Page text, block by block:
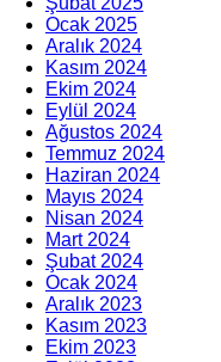
Ocak 2025
Aralık 2024
Kasım 2024
Ekim 2024
Eylül 2024
Ağustos 2024
Temmuz 2024
Haziran 2024
Mayıs 2024
Nisan 2024
Mart 2024
Şubat 2024
Ocak 2024
Aralık 2023
Kasım 2023
Ekim 2023